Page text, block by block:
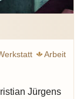
Arbeit
Jürgens